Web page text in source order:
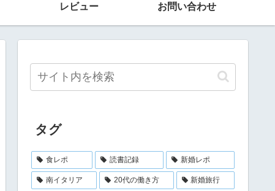
レビュー お問い合わせ
タグ
食レポ 読書記録 新婚レポ
南イタリア 20代の働き方 新婚旅行